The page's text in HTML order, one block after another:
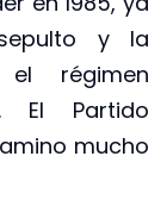
y la
régimen
El Partido
mucho